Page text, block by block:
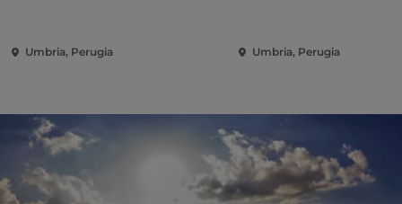
Umbria, Perugia Umbria, Perugia